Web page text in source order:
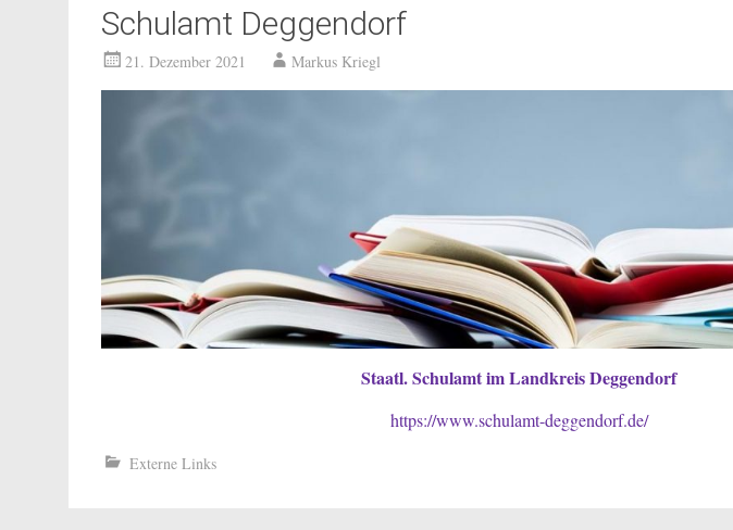
Schulamt Deggendorf
21. Dezember 2021 Markus Kriegl
Staatl. Schulamt im Landkreis Deggendorf
https://www.schulamt-deggendorf.de/
Externe Links